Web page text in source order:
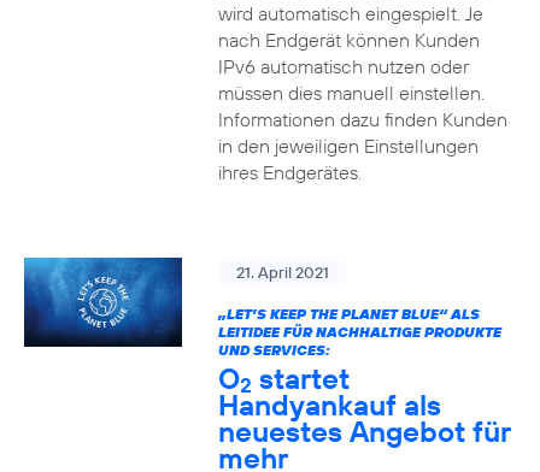
wird automatisch eingespielt. Je
nach Endgerät können Kunden
IPv6 automatisch nutzen oder
müssen dies manuell einstellen.
Informationen dazu finden Kunden
in den jeweiligen Einstellungen
ihres Endgerätes.
21. April 2021
„LET’S KEEP THE PLANET BLUE“ ALS
LEITIDEE FÜR NACHHALTIGE PRODUKTE
UND SERVICES:
O2 startet
Handyankauf als
neuestes Angebot für
mehr